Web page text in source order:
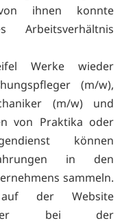
ihnen konnte
Werke wieder
(m/w),
(m/w) und
von Praktika oder
können
in den
sammeln.
der Website
oder bei der